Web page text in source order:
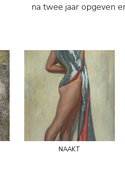
na twee jaar opgeven
naakt